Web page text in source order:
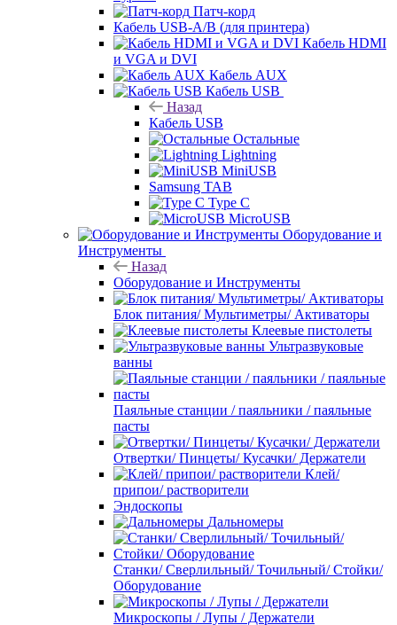
Патч-корд
Кабель USB-A/B (для принтера)
Кабель HDMI
и VGA и DVI
Кабель AUX
Кабель USB
Назад
Кабель USB
Остальные
Lightning
MiniUSB
Samsung TAB
Type C
MicroUSB
Оборудование и
Инструменты
Назад
Оборудование и Инструменты
Блок питания/ Мультиметры/ Активаторы
Клеевые пистолеты
Ультразвуковые
ванны
Паяльные станции / паяльники / паяльные
пасты
Отвертки/ Пинцеты/ Кусачки/ Держатели
Клей/
припои/ растворители
Эндоскопы
Дальномеры
Станки/ Сверлильный/ Точильный/ Стойки/
Оборудование
Микроскопы / Лупы / Держатели